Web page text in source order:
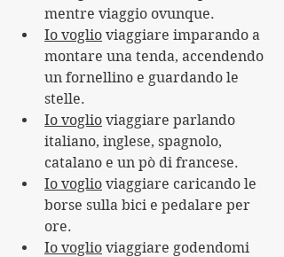
mentre viaggio ovunque.
Io voglio viaggiare imparando a
montare una tenda, accendendo
un fornellino e guardando le
stelle.
Io voglio viaggiare parlando
italiano, inglese, spagnolo,
catalano e un pò di francese.
Io voglio viaggiare caricando le
borse sulla bici e pedalare per
ore.
Io voglio viaggiare godendomi